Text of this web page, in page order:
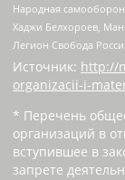
Народная
Хаджи Белхороев,
Легион Свобода
Источник: http://
organizacii-i-
* Перечень
организаций в
вступившее в
запрете